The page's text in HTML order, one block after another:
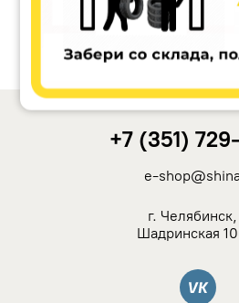
Remain
Carwel
+7 (351)
e-
г.
Шадринская
Вконтакте